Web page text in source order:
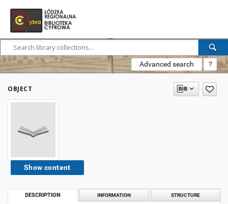
Advanced search ?
OBJECT
Show content
DESCRIPTION INFORMATION STRUCTURE